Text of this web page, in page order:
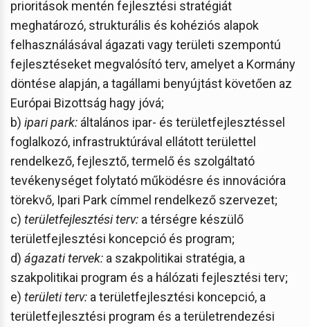
prioritások mentén fejlesztési stratégiát
meghatározó, strukturális és kohéziós alapok
felhasználásával ágazati vagy területi szempontú
fejlesztéseket megvalósító terv, amelyet a Kormány
döntése alapján, a tagállami benyújtást követően az
Európai Bizottság hagy jóvá;
b) ipari park: általános ipar- és területfejlesztéssel
foglalkozó, infrastruktúrával ellátott területtel
rendelkező, fejlesztő, termelő és szolgáltató
tevékenységet folytató működésre és innovációra
törekvő, Ipari Park címmel rendelkező szervezet;
c) területfejlesztési terv: a térségre készülő
területfejlesztési koncepció és program;
d) ágazati tervek: a szakpolitikai stratégia, a
szakpolitikai program és a hálózati fejlesztési terv;
e) területi terv: a területfejlesztési koncepció, a
területfejlesztési program és a területrendezési